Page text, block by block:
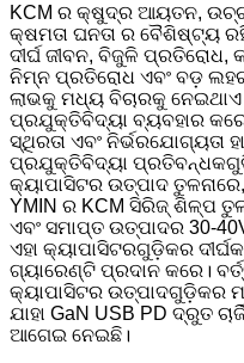
KCM ର କ୍ଷୁଦ୍ର ଆୟତନ,
କ୍ଷମତା ଘନତା ର ବୈଶିଷ୍ଟ୍ୟ
ଦୀର୍ଘ ଜୀବନ, ​​ବିଜୁଳି
ନିମ୍ନ ପ୍ରତିରୋଧ ଏବଂ ବଡ଼
ଲାଭକୁ ମଧ୍ୟ ବିଚାରକୁ
ପ୍ରଯୁକ୍ତିବିଦ୍ୟା ବ୍ୟବହାର
ସ୍ଥିରତା ଏବଂ ନିର୍ଭରଯୋଗ୍ୟତା
ପ୍ରଯୁକ୍ତିବିଦ୍ୟା
କ୍ୟାପାସିଟର ଉତ୍ପାଦ
YMIN ର KCM ସିରିଜ୍ ଶିଳ୍ପ
ଏବଂ ସମାପ୍ତ ଉତ୍ପାଦର 30-
ଏହା କ୍ୟାପାସିଟରଗୁଡ଼ିକର
ଗ୍ୟାରେଣ୍ଟି ପ୍ରଦାନ କରେ।
କ୍ୟାପାସିଟର ଉତ୍ପାଦଗୁଡ଼ିକର
ଯାହା GaN USB PD ଦ୍ରୁତ
ଆଗେଇ ନେଇଛି।